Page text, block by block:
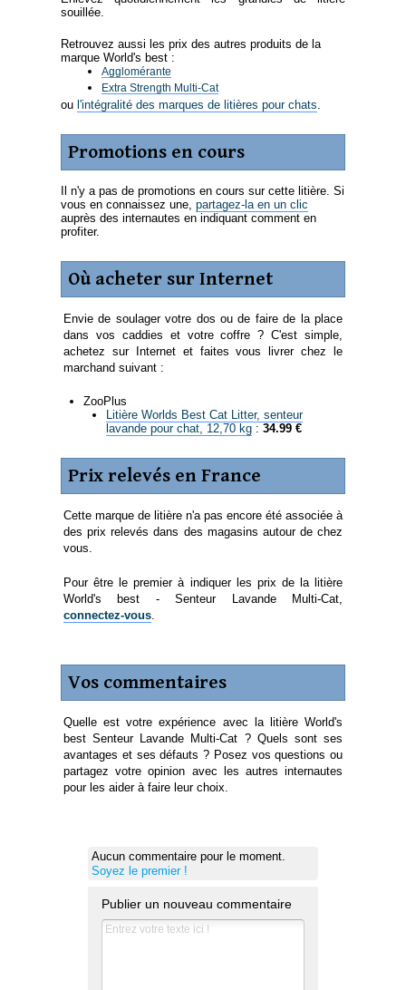
souillée.
Retrouvez aussi les prix des autres produits de la
marque World's best :
Agglomérante
Extra Strength Multi-Cat
ou l'intégralité des marques de litières pour chats.
Promotions en cours
Il n'y a pas de promotions en cours sur cette litière. Si
vous en connaissez une, partagez-la en un clic
auprès des internautes en indiquant comment en
profiter.
Où acheter sur Internet
Envie de soulager votre dos ou de faire de la place
dans vos caddies et votre coffre ? C'est simple,
achetez sur Internet et faites vous livrer chez le
marchand suivant :
ZooPlus
Litière Worlds Best Cat Litter, senteur
lavande pour chat, 12,70 kg : 34.99 €
Prix relevés en France
Cette marque de litière n'a pas encore été associée à
des prix relevés dans des magasins autour de chez
vous.
Pour être le premier à indiquer les prix de la litière
World's best - Senteur Lavande Multi-Cat,
connectez-vous.
Vos commentaires
Quelle est votre expérience avec la litière World's
best Senteur Lavande Multi-Cat ? Quels sont ses
avantages et ses défauts ? Posez vos questions ou
partagez votre opinion avec les autres internautes
pour les aider à faire leur choix.
Aucun commentaire pour le moment.
Soyez le premier !
Publier un nouveau commentaire